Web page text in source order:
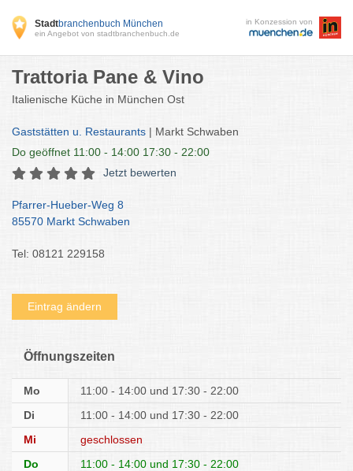
Stadtbranchenbuch München
ein Angebot von stadtbranchenbuch.de
in Konzession von
Trattoria Pane & Vino
Italienische Küche in München Ost
Gaststätten u. Restaurants | Markt Schwaben
Do geöffnet 11:00 - 14:00 17:30 - 22:00
Jetzt bewerten
Pfarrer-Hueber-Weg 8
85570 Markt Schwaben
Tel: 08121 229158
Eintrag ändern
Öffnungszeiten
Mo 11:00 - 14:00
17:30 - 22:00
Di
11:00 - 14:00
17:30 - 22:00
Mi
geschlossen
Do
11:00 - 14:00
17:30 - 22:00